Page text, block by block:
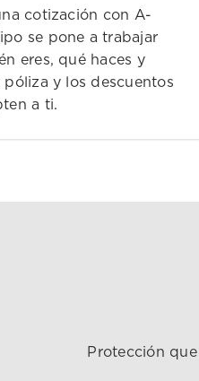
cotización con A-
se pone a trabajar
eres, qué haces y
y los descuentos
a ti.
Protección